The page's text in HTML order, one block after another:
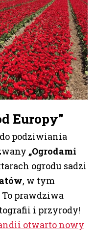
Europy”
podziwiania
„Ogrodami
ogrodu sadzi
, w tym
prawdziwa
i przyrody!
otwarto nowy